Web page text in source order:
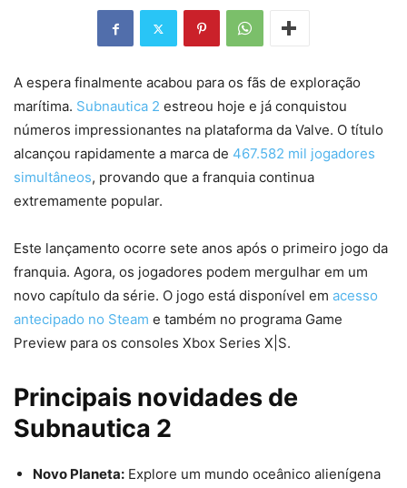
A espera finalmente acabou para os fãs de exploração
marítima. Subnautica 2 estreou hoje e já conquistou
números impressionantes na plataforma da Valve. O título
alcançou rapidamente a marca de 467.582 mil jogadores
simultâneos, provando que a franquia continua
extremamente popular.
Este lançamento ocorre sete anos após o primeiro jogo da
franquia. Agora, os jogadores podem mergulhar em um
novo capítulo da série. O jogo está disponível em acesso
antecipado no Steam e também no programa Game
Preview para os consoles Xbox Series X|S.
Principais novidades de
Subnautica 2
Novo Planeta: Explore um mundo oceânico alienígena